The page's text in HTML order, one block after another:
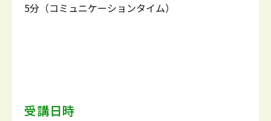
5分（コミュニケーションタイム）
受講日時